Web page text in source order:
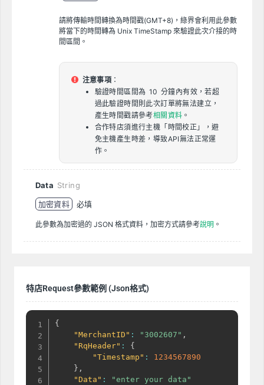
請將傳輸時間轉換為時間戳(GMT+8)，綠界會利用此參數
將當下的時間轉為 Unix TimeStamp 來驗證此次介接的時
間區間。
注意事項 ：
驗證時間區間為 10 分鐘內有效，若超
過此驗證時間則此次訂單將無法建立，
產生時間戳請參考相關資料 。
合作特店須進行主機「時間校正」，避
免主機產生時差，導致API無法正常運
作。
Data String
加密資料
必填
此參數為加密過的 JSON 格式資料，加密方式請參考說明 。
特店Request參數範例 (Json格式)
{
"MerchantID" : "3002607" ,
"RqHeader" :
{
"Timestamp" :
1234567890
} ,
"Data" :
"enter your data"